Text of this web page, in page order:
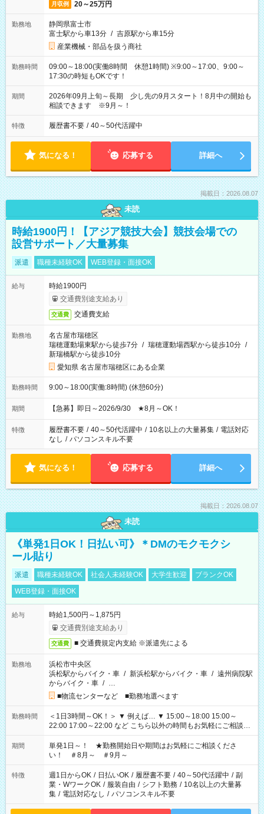
月収例 20～25万円
勤務地
静岡県富士市
富士駅から車13分 / 吉原駅から車15分
産業機械・部品を扱う商社
勤務時間
09:00～18:00(実働8時間 休憩1時間) ※9:00～17:00、9:00～
17:30の時短もOKです！
期間
2026年09月上旬～長期 少し先の9月スタート！8月中の開始も
相談できます ※9月～！
特徴 履歴書不要 / 40～50代活躍中
気になる！ 応募する 詳細へ
掲載日：2026.08.07
未読
時給1900円！【アジア競技大会】競技会場での
設営サポート／大量募集
派遣 職種未経験OK WEB登録・面接OK
給与
時給1900円
交通費別途支給あり
交通費 交通費支給
勤務地
名古屋市瑞穂区
瑞穂運動場東駅から徒歩7分 / 瑞穂運動場西駅から徒歩10分 /
新瑞橋駅から徒歩10分
愛知県 名古屋市瑞穂区にある企業
勤務時間 9:00～18:00(実働:8時間) (休憩60分)
期間 【急募】即日～2026/9/30 ★8月～OK！
特徴 履歴書不要 / 40～50代活躍中 / 10名以上の大量募集 / 電話対応
なし / パソコンスキル不要
気になる！ 応募する 詳細へ
掲載日：2026.08.07
未読
《単発1日OK！日払い可》＊DMのモクモクシ
ール貼り
派遣 職種未経験OK 社会人未経験OK 大学生歓迎
ブランクOK
WEB登録・面接OK
給与
時給1,500円～1,875円
交通費別途支給あり
交通費 ■ 交通費規定内支給 ※派遣先による
勤務地
浜松市中央区
浜松駅からバイク・車 / 新浜松駅からバイク・車 / 遠州病院駅
からバイク・車 / …
■物流センターなど ■勤務地選べます
勤務時間
＜1日3時間～OK！＞ ▼ 例えば… ▼ 15:00～18:00 15:00～
22:00 17:00～22:00 など こちら以外の時間もお気軽にご相談く
ださい！
期間
単発1日～！ ★勤務開始日や期間はお気軽にご相談くださ
い！ ＃8月～ ＃9月～
特徴 週1日からOK / 日払いOK / 履歴書不要 / 40～50代活躍中 / 副
業・WワークOK / 服装自由 / シフト勤務 / 10名以上の大量募
集 / 電話対応なし / パソコンスキル不要